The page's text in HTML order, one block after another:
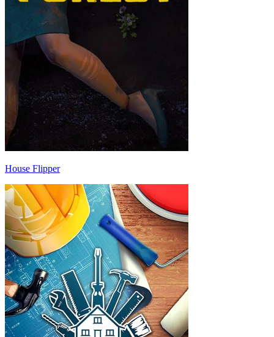
House Flipper